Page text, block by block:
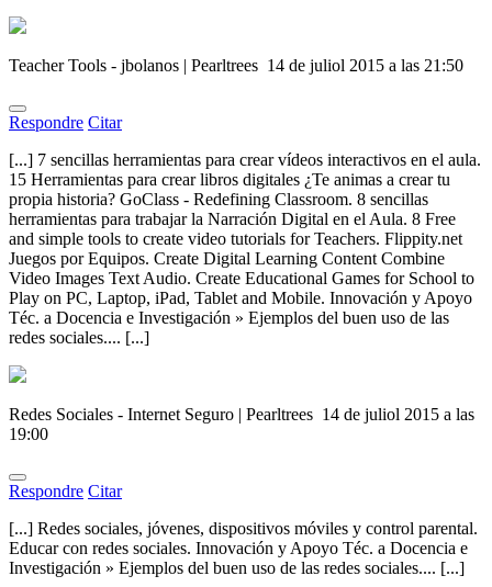
Teacher Tools - jbolanos | Pearltrees 14 de juliol 2015 a las 21:50
Respondre Citar
[...] 7 sencillas herramientas para crear vídeos interactivos en el aula.
15 Herramientas para crear libros digitales ¿Te animas a crear tu
propia historia? GoClass - Redefining Classroom. 8 sencillas
herramientas para trabajar la Narración Digital en el Aula. 8 Free
and simple tools to create video tutorials for Teachers. Flippity.net
Juegos por Equipos. Create Digital Learning Content Combine
Video Images Text Audio. Create Educational Games for School to
Play on PC, Laptop, iPad, Tablet and Mobile. Innovación y Apoyo
Téc. a Docencia e Investigación » Ejemplos del buen uso de las
redes sociales.... [...]
Redes Sociales - Internet Seguro | Pearltrees 14 de juliol 2015 a las
19:00
Respondre Citar
[...] Redes sociales, jóvenes, dispositivos móviles y control parental.
Educar con redes sociales. Innovación y Apoyo Téc. a Docencia e
Investigación » Ejemplos del buen uso de las redes sociales.... [...]